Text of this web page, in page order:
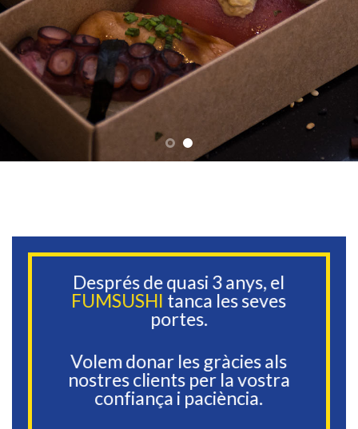
Després de quasi 3 anys, el
FUMSUSHI tanca les seves
portes.
Volem donar les gràcies als
nostres clients per la vostra
confiança i paciència.